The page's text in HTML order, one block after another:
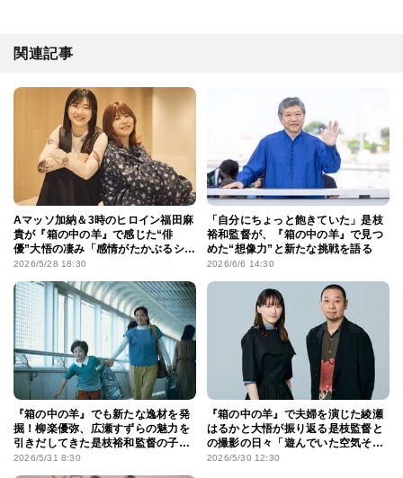
関連記事
Aマッソ加納＆3時のヒロイン福田麻
貴が『箱の中の羊』で感じた“俳
優”大悟の凄み「感情がたかぶるシー
ンは本当に役者そのもの」
2026/5/28 18:30
「自分にちょっと飽きていた」是枝
裕和監督が、『箱の中の羊』で見つ
めた“想像力”と新たな挑戦を語る
2026/6/6 14:30
『箱の中の羊』でも新たな逸材を発
掘！柳楽優弥、広瀬すずらの魅力を
引きだしてきた是枝裕和監督の子役
演出
2026/5/31 8:30
『箱の中の羊』で夫婦を演じた綾瀬
はるかと大悟が振り返る是枝監督と
の撮影の日々「遊んでいた空気その
ままで、すっと入っていけた」
2026/5/30 12:30